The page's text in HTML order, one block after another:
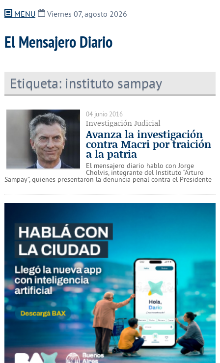
MENU Viernes 07, agosto 2026
El Mensajero Diario
Etiqueta: instituto sampay
04 junio 2016
Investigación Judicial
Avanza la investigación
contra Macri por traición
a la patria
El mensajero diario hablo con Jorge
Cholvis, integrante del Instituto “Arturo
Sampay”, quienes presentaron la denuncia penal contra el Presidente